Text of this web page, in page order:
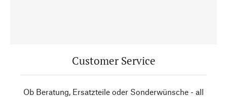
Customer Service
Ob Beratung, Ersatzteile oder Sonderwünsche - all